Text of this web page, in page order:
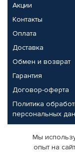
Акции
Контакты
Оплата
Доставка
Обмен и возврат
Гарантия
Договор-оферта
Политика
персональных
Партнерам
Корпоративным
Мы
опыт на